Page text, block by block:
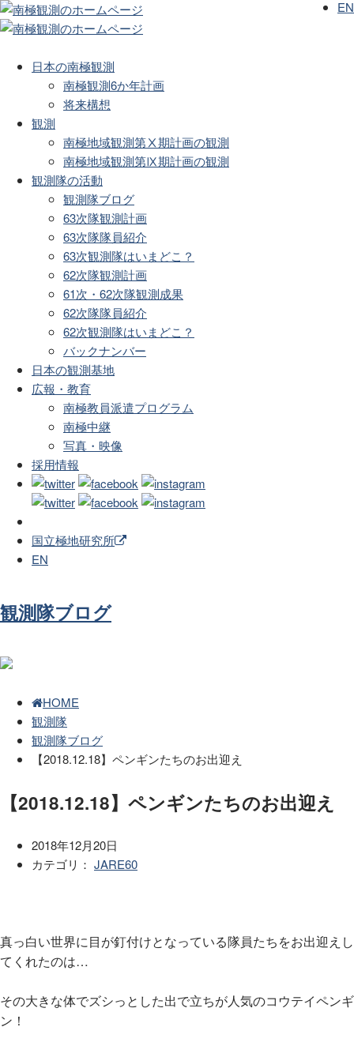
日本の南極観測
南極観測6か年計画
将来構想
観測
南極地域観測第Ⅹ期計画の観測
南極地域観測第Ⅸ期計画の観測
観測隊の活動
観測隊ブログ
63次隊観測計画
63次隊隊員紹介
63次観測隊はいまどこ？
62次隊観測計画
61次・62次隊観測成果
62次隊隊員紹介
62次観測隊はいまどこ？
バックナンバー
日本の観測基地
広報・教育
南極教員派遣プログラム
南極中継
写真・映像
採用情報
国立極地研究所
EN
EN
観測隊ブログ
HOME
観測隊
観測隊ブログ
【2018.12.18】ペンギンたちのお出迎え
【2018.12.18】ペンギンたちのお出迎え
2018年12月20日
カテゴリ： JARE60
真っ白い世界に目が釘付けとなっている隊員たちをお出迎えし
てくれたのは…
その大きな体でズシっとした出で立ちが人気のコウテイペンギ
ン！